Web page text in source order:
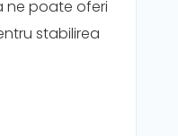
ne poate oferi
stabilirea